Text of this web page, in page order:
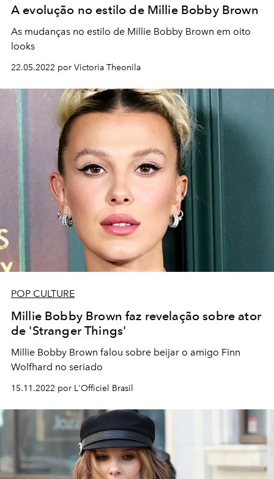
A evolução no estilo de Millie Bobby Brown
As mudanças no estilo de Millie Bobby Brown em oito
looks
22.05.2022 por Victoria Theonila
POP CULTURE
Millie Bobby Brown faz revelação sobre ator
de 'Stranger Things'
Millie Bobby Brown falou sobre beijar o amigo Finn
Wolfhard no seriado
15.11.2022 por L'Officiel Brasil